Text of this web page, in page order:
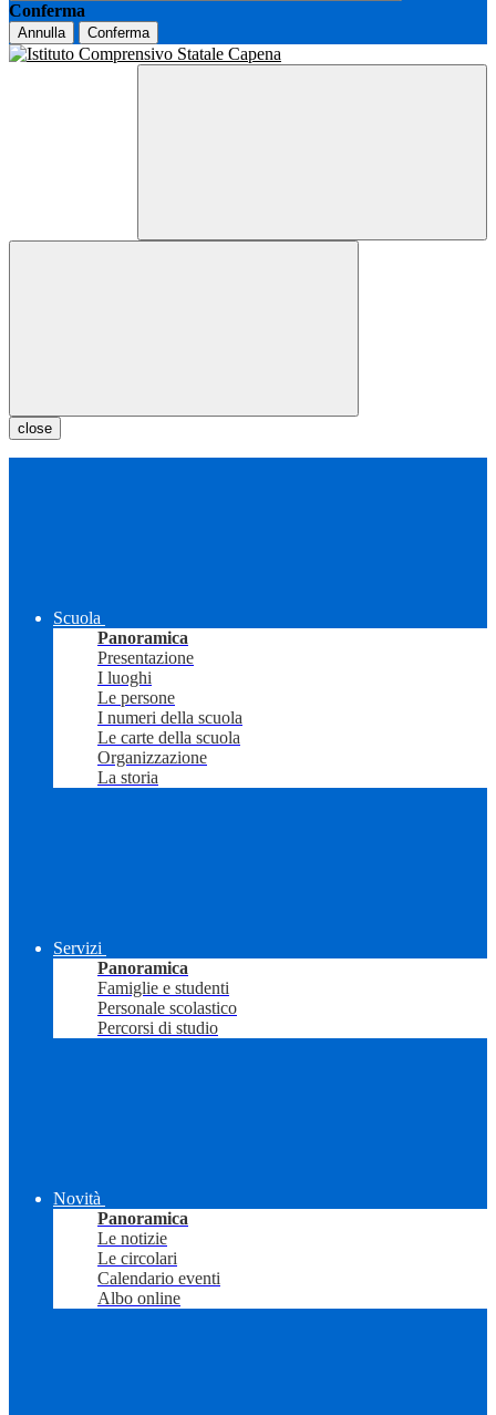
Conferma
Annulla Conferma
close
Scuola
Panoramica
Presentazione
I luoghi
Le persone
I numeri della scuola
Le carte della scuola
Organizzazione
La storia
Servizi
Panoramica
Famiglie e studenti
Personale scolastico
Percorsi di studio
Novità
Panoramica
Le notizie
Le circolari
Calendario eventi
Albo online